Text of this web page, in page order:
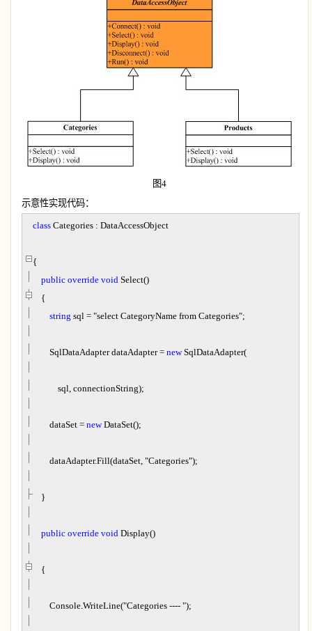
图4
示意性实现代码：
class Categories : DataAccessObject
{
public override void Select()
{
string sql = "select CategoryName from Categories";
SqlDataAdapter dataAdapter= newSqlDataAdapter(
sql, connectionString);
dataSet = newDataSet();
dataAdapter.Fill(dataSet, "Categories");
}
public override void Display()
{
Console.WriteLine("Categories ---- ");